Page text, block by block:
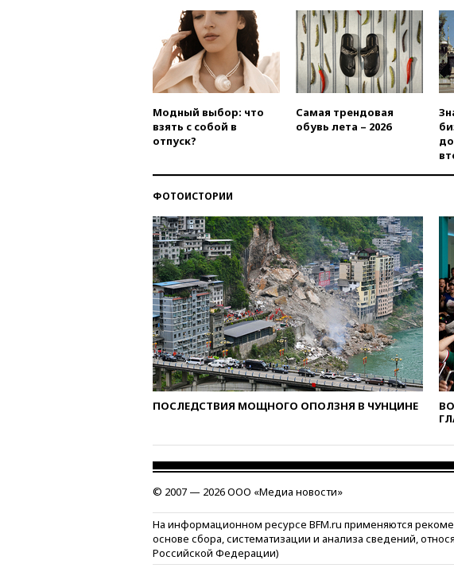
Модный выбор: что
взять с собой в
отпуск?
Самая трендовая
обувь лета – 2026
ФОТОИСТОРИИ
ПОСЛЕДСТВИЯ МОЩНОГО ОПОЛЗНЯ В ЧУНЦИНЕ
© 2007 — 2026 ООО «Медиа новости»
На информационном ресурсе BFM.ru применяются
основе сбора, систематизации и анализа сведений,
Российской Федерации)